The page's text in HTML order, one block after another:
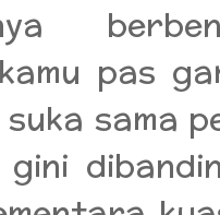
pas
sama